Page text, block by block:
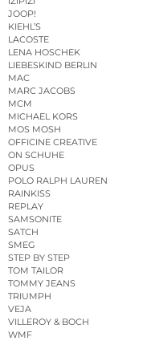
JOOP!
KIEHL’S
LACOSTE
LENA HOSCHEK
LIEBESKIND BERLIN
MAC
MARC JACOBS
MCM
MICHAEL KORS
MOS MOSH
OFFICINE CREATIVE
ON SCHUHE
OPUS
POLO RALPH LAUREN
RAINKISS
REPLAY
SAMSONITE
SATCH
SMEG
STEP BY STEP
TOM TAILOR
TOMMY JEANS
TRIUMPH
VEJA
VILLEROY & BOCH
WMF